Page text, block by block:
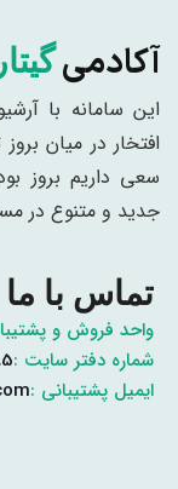
آکادمی
این سامانه با
افتخار در میان
سعی داریم بروز
جدید و متنوع در
تماس با ما
واحد فروش و
شماره دفتر سایت :
ایمیل پشتیبانی :